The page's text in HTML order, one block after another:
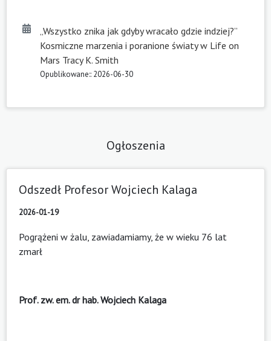
„Wszystko znika jak gdyby wracało gdzie indziej?”
Kosmiczne marzenia i poranione światy w Life on
Mars Tracy K. Smith
Opublikowane:: 2026-06-30
Ogłoszenia
Odszedł Profesor Wojciech Kalaga
2026-01-19
Pogrążeni w żalu, zawiadamiamy, że w wieku 76 lat
zmarł
Prof. zw. em. dr hab. Wojciech Kalaga